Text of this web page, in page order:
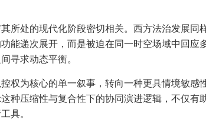
所处的现代化阶段密切相关。西方法治发展
能递次展开，而是被迫在同一时空场域中回
寻求动态平衡。
权为核心的单一叙事，转向一种更具情境敏
种压缩性与复合性下的协同演进逻辑，不仅
具。